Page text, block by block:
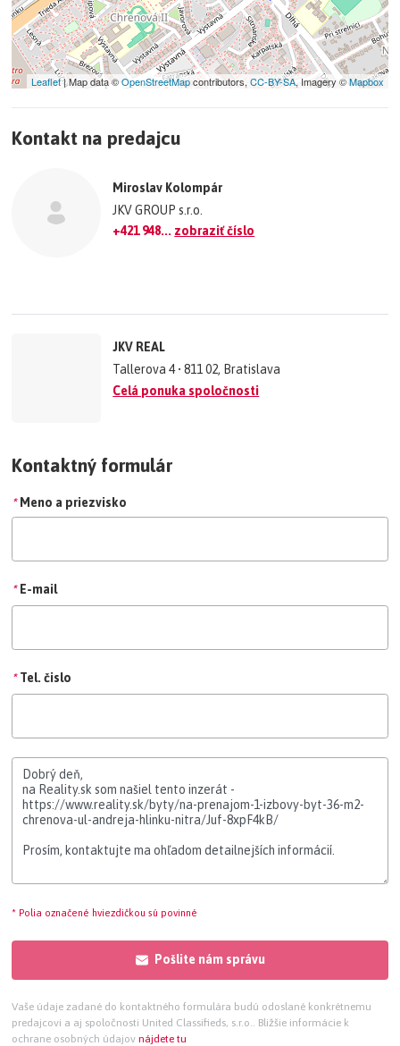
kontaktovať.
−
Leaflet| Map data ©OpenStreetMapcontributors,CC-BY-SA, Imagery ©Mapbox
Kontakt na predajcu
Miroslav Kolompár
JKV GROUP s.r.o.
+421 948... zobraziť číslo
JKV REAL
Tallerova 4 • 811 02, Bratislava
Celá ponuka spoločnosti
Kontaktný formulár
* Meno a priezvisko
* E-mail
* Tel. čislo
* Polia označené hviezdičkou sú povinné
Pošlite nám správu
Vaše údaje zadané do kontaktného formulára budú odoslané konkrétnemu
predajcovi a aj spoločnosti United Classifieds, s.r.o.. Bližšie informácie k
ochrane osobných údajov nájdete tu